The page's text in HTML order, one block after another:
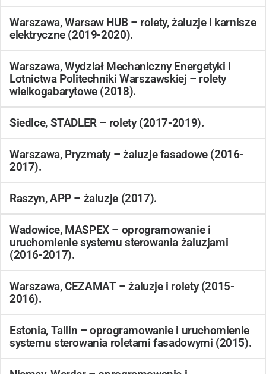
Warszawa, Warsaw HUB – rolety, żaluzje i karnisze
elektryczne (2019-2020).
Warszawa, Wydział Mechaniczny Energetyki i
Lotnictwa Politechniki Warszawskiej – rolety
wielkogabarytowe (2018).
Siedlce, STADLER – rolety (2017-2019).
Warszawa, Pryzmaty – żaluzje fasadowe (2016-
2017).
Raszyn, APP – żaluzje (2017).
Wadowice, MASPEX – oprogramowanie i
uruchomienie systemu sterowania żaluzjami
(2016-2017).
Warszawa, CEZAMAT – żaluzje i rolety (2015-
2016).
Estonia, Tallin – oprogramowanie i uruchomienie
systemu sterowania roletami fasadowymi (2015).